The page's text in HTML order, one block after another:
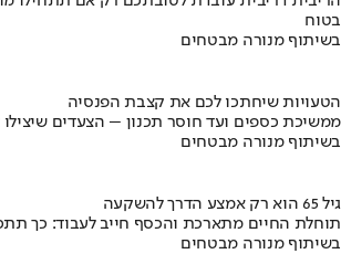
בטוח
בשיתוף מנורה מבטחים
הטעויות שיחתכו לכם את קצבת הפנסיה
ממשיכת כספים ועד חוסר תכנון – הצעדים
בשיתוף מנורה מבטחים
גיל 65 הוא רק אמצע הדרך להשקעה
תוחלת החיים מתארכת והכסף חייב לעבוד: כך
בשיתוף מנורה מבטחים